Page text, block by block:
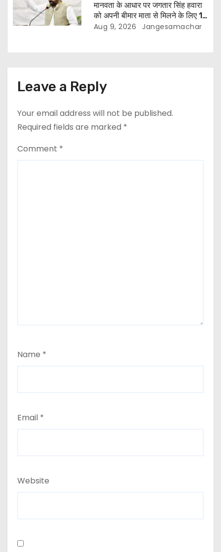
मानवता के आधार पर जगतार सिंह हवारा
को अपनी बीमार माता से मिलने के लिए 10
दिन की पैरोल दी जानी चाहिए- मुख्यमंत्री
Aug 9, 2026 Jangesamachar
Leave a Reply
Your email address will not be published.
Required fields are marked *
Comment *
Name *
Email *
Website